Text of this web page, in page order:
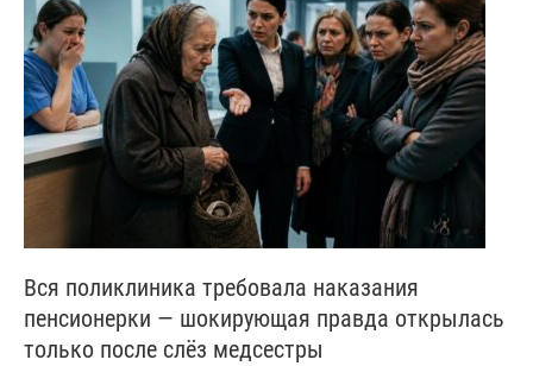
Вся поликлиника требовала наказания
пенсионерки — шокирующая правда открылась
только после слёз медсестры